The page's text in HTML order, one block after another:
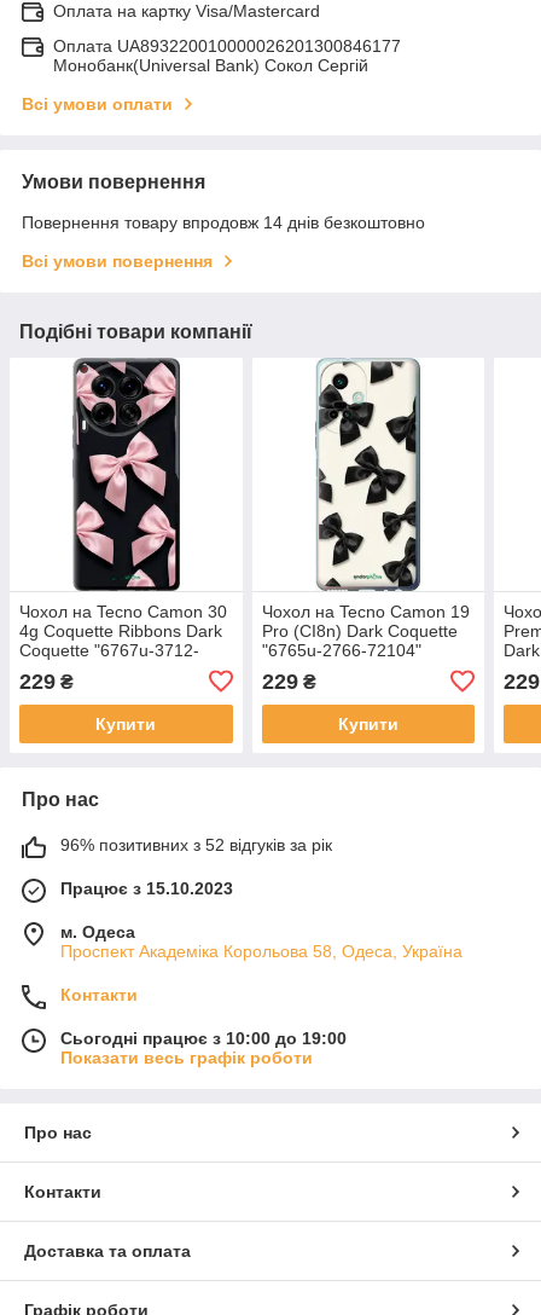
Оплата на картку Visa/Mastercard
Оплата UA893220010000026201300846177
Монобанк(Universal Bank) Сокол Сергій
Всі умови оплати
Умови повернення
Повернення товару впродовж 14 днів безкоштовно
Всі умови повернення
Подібні товари компанії
Чохол на Tecno Camon 30
4g Coquette Ribbons Dark
Coquette "6767u-3712-
229 ₴
Купити
Чохол на Tecno Camon 19
Pro (CI8n) Dark Coquette
"6765u-2766-72104"
229₴
Купити
229
Про нас
96% позитивних з 52 відгуків за рік
Працює з 15.10.2023
м. Одеса
Проспект Академіка Корольова 58, Одеса, Україна
Контакти
Сьогодні працює з 10:00 до 19:00
Показати весь графік роботи
Про нас
Контакти
Доставка та оплата
Графік роботи